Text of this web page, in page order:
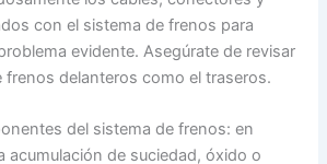
con el sistema de frenos para
evidente. Asegúrate de revisar
frenos delanteros como el traseros.
del sistema de frenos: en
acumulación de suciedad, óxido o